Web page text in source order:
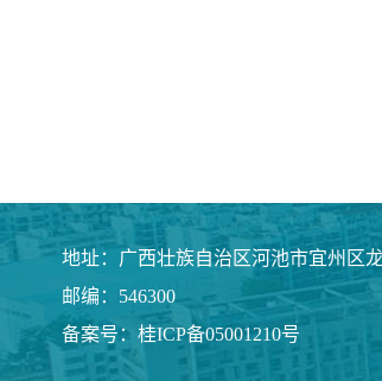
地址：广西壮族自治区河池市宜州区
邮编：546300
备案号：桂ICP备05001210号